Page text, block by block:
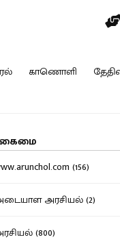
காணொளி
(156)
அரசியல் (2)
(800)